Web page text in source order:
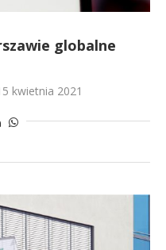
globalne
kwietnia 2021